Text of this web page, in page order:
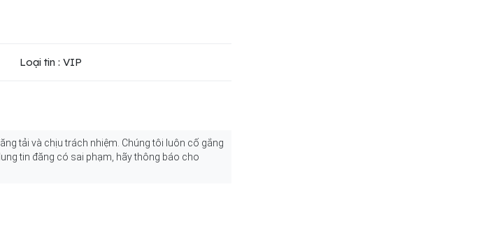
Loại tin : VIP
tải và chịu trách nhiệm. Chúng tôi luôn cố gắng
tin đăng có sai phạm, hãy thông báo cho